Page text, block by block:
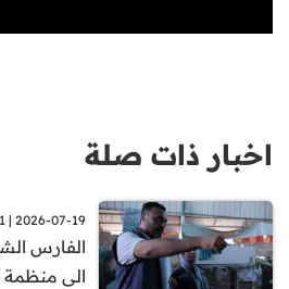
اخبار ذات صلة
2026-07-19 | 01:31
الى منظمة